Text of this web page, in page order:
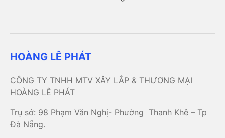
HOÀNG LÊ PHÁT
CÔNG TY TNHH MTV XÂY LẮP & THƯƠNG MẠI
HOÀNG LÊ PHÁT
Trụ sở: 98 Phạm Văn Nghị- Phường Thanh Khê – Tp
Đà Nẵng.